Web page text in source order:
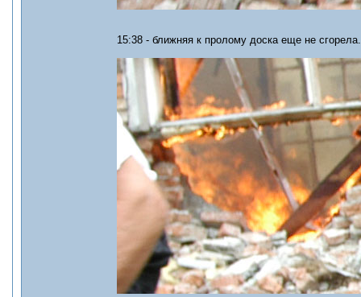
15:38 - ближняя к пролому доска еще не сгорела.